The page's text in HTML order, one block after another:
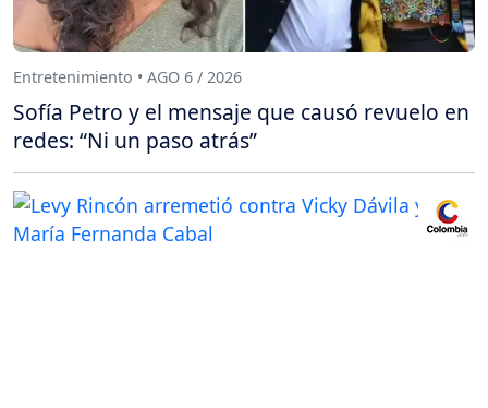
Entretenimiento • AGO 6 / 2026
Sofía Petro y el mensaje que causó revuelo en
redes: “Ni un paso atrás”